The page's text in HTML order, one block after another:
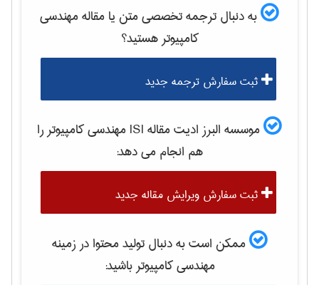
به دنبال ترجمه تخصصی متن یا مقالهمهندسی
كامپيوترهستید؟
ثبت سفارش ترجمه جدید
موسسه البرز ادیت مقاله ISI مهندسی كامپيوتررا
هم انجام می دهد:
ثبت سفارش ویرایش مقاله جدید
ممکن است به دنبال تولید محتوا در زمینه
مهندسی كامپيوترباشید: